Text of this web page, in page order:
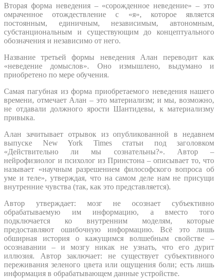
Вторая форма неведения – «сорожденное неведение» – это
омраченное отождествление с «я», которое является
постоянным, единичным, независимым, автономным,
субстанциональным и существующим до концептуального
обозначения и независимо от него.
Название третьей формы неведения Алан переводит как
«неведение домыслов». Оно измышлено, выдумано и
приобретено по мере обучения.
Самая пагубная из форма приобретаемого неведения нашего
времени, отмечает Алан – это материализм; и мы, возможно,
не отдавали должного ярости Шантидевы, к материализму
привыка.
Алан зачитывает отрывок из опубликованной в недавнем
выпуске New York Times статьи под заголовком
«Действительно ли мы сознательны?». Автор –
нейрофизиолог и психолог из Принстона – описывает то, что
называет «научным разрешением философского вопроса об
уме и теле», утверждая, что на самом деле нам не присущи
внутренние чувства (так, как это представляется).
Автор утверждает: мозг не осознает субъективно
обрабатываемую им информацию, а вместо того
подключается ко внутренним моделям, которые
предоставляют ошибочную информацию. Всё это лишь
обширная история о кажущимся волшебным свойстве –
осознавании – и мозгу никак не узнать, что его дурит
иллюзия. Автор заключает: не существует субъективного
переживания зеленого цвета или ощущения боли; есть лишь
информация в обрабатывающем данные устройстве.